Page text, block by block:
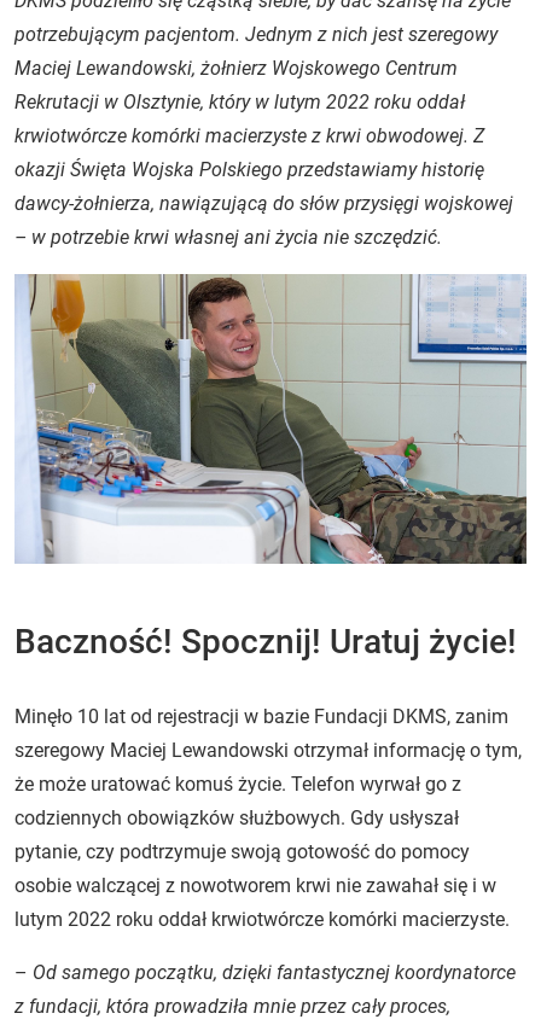
potrzebującym pacjentom. Jednym z nich jest szeregowy
Maciej Lewandowski, żołnierz Wojskowego Centrum
Rekrutacji w Olsztynie, który w lutym 2022 roku oddał
krwiotwórcze komórki macierzyste z krwi obwodowej. Z
okazji Święta Wojska Polskiego przedstawiamy historię
dawcy-żołnierza, nawiązującą do słów przysięgi wojskowej
– w potrzebie krwi własnej ani życia nie szczędzić.
Baczność! Spocznij! Uratuj życie!
Minęło 10 lat od rejestracji w bazie Fundacji DKMS, zanim
szeregowy Maciej Lewandowski otrzymał informację o tym,
że może uratować komuś życie. Telefon wyrwał go z
codziennych obowiązków służbowych. Gdy usłyszał
pytanie, czy podtrzymuje swoją gotowość do pomocy
osobie walczącej z nowotworem krwi nie zawahał się i w
lutym 2022 roku oddał krwiotwórcze komórki macierzyste.
– Od samego początku, dzięki fantastycznej koordynatorce
z fundacji, która prowadziła mnie przez cały proces,